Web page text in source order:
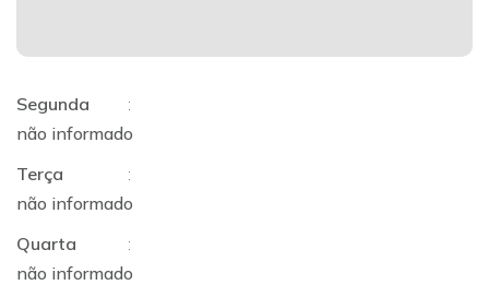
Segunda
:
não informado
Terça
:
não informado
Quarta
:
não informado